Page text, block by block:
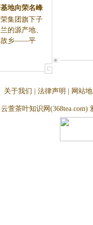
地向荣名峰
茶叶
集团旗下子
的源产地、
故乡——平
关于我们 法律声明 网站
萱茶叶知识网